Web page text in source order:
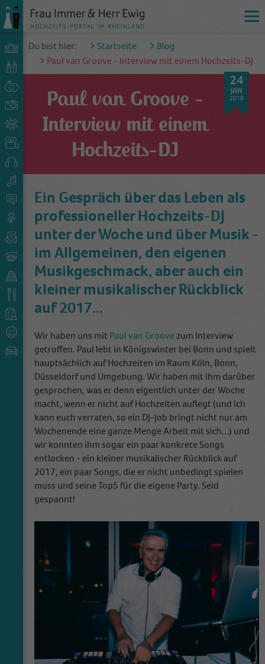
Du bist hier: Startseite
Blog
Paul van Groove - Interview mit einem Hochzeits-DJ
Paul van Groove -
Interview mit einem
Hochzeits-DJ
24
JAN
2018
Ein Gespräch über das Leben als
professioneller Hochzeits-DJ
unter der Woche und über Musik -
im Allgemeinen, den eigenen
Musikgeschmack, aber auch ein
kleiner musikalischer Rückblick
auf 2017...
Wir haben uns mit Paul van Groovezum Interview
getroffen. Paul lebt in Königswinter bei Bonn und spielt
hauptsächlich auf Hochzeiten im Raum Köln, Bonn,
Düsseldorf und Umgebung. Wir haben mit ihm darüber
gesprochen, was er denn eigentlich unter der Woche
macht, wenn er nicht auf Hochzeiten auflegt (und ich
kann euch verraten, so ein DJ-Job bringt nicht nur am
Wochenende eine ganze Menge Arbeit mit sich...) und
wir konnten ihm sogar ein paar konkrete Songs
entlocken - ein kleiner musikalischer Rückblick auf
2017, ein paar Songs, die er nicht unbedingt spielen
muss und seine Top5 für die eigene Party. Seid
gespannt!